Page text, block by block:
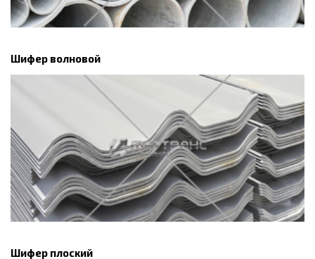
Шифер волновой
Шифер плоский